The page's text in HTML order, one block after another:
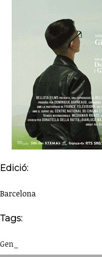
Edició:
Barcelona
Tags:
Gen_